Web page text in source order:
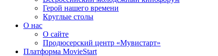
Герой нашего времени
Круглые столы
О нас
О сайте
Продюсерский центр «Мувистарт»
Платформа MovieStart